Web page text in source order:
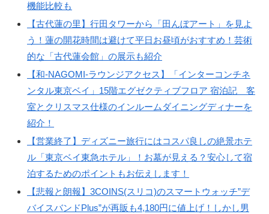
機能比較も
【古代蓮の里】行田タワーから「田んぼアート」を見よ
う！蓮の開花時間は避けて平日お昼頃がおすすめ！芸術
的な「古代蓮会館」の展示も紹介
【和-NAGOMI-ラウンジアクセス】「インターコンチネ
ンタル東京ベイ」15階エグゼクティブフロア 宿泊記 客
室とクリスマス仕様のインルームダイニングディナーを
紹介！
【営業終了】ディズニー旅行にはコスパ良しの絶景ホテ
ル「東京ベイ東急ホテル」！お墓が見える？安心して宿
泊するためのポイントもお伝えします！
【悲報と朗報】3COINS(スリコ)のスマートウォッチ”デ
バイスバンドPlus”が再販も4,180円に値上げ！しかし男